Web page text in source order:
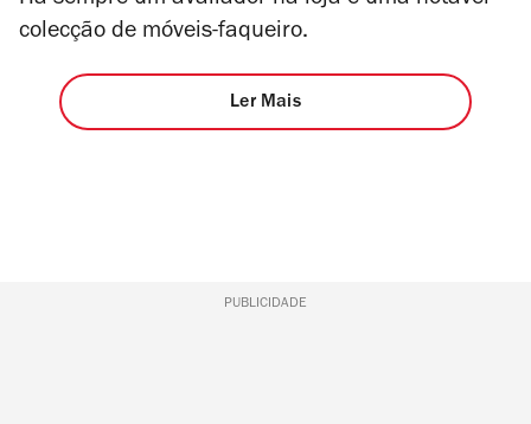
colecção de móveis-faqueiro.
Ler Mais
PUBLICIDADE